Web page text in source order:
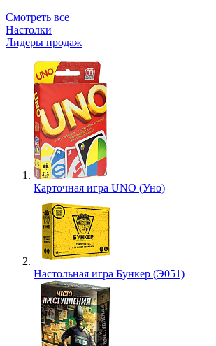
Смотреть все
Настолки
Лидеры продаж
Карточная игра UNO (Уно)
Настольная игра Бункер (Э051)